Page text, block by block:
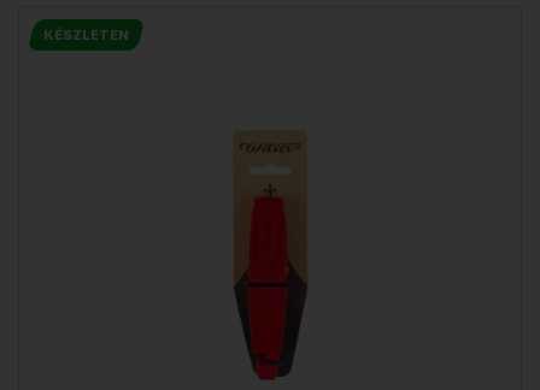
KÉSZLETEN